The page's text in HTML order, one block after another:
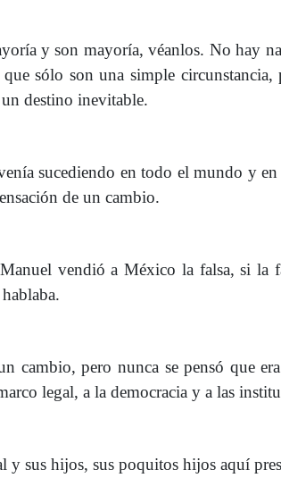
y son mayoría, véanlos. No hay
sólo son una simple
destino inevitable.
sucediendo en todo el mundo y en
de un cambio.
vendió a México la falsa, si la
cambio, pero nunca se pensó que
legal, a la democracia y a las
sus hijos, sus poquitos hijos aquí